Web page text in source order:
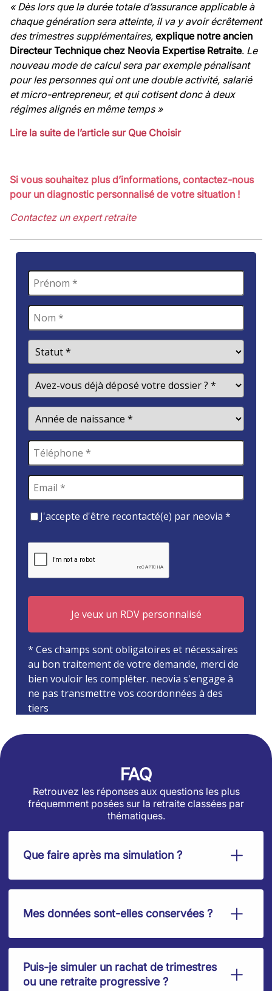
« Dès lors que la durée totale d’assurance applicable à
chaque génération sera atteinte, il va y avoir écrêtement
des trimestres supplémentaires, explique notre ancien
Directeur Technique chez Neovia Expertise Retraite. Le
nouveau mode de calcul sera par exemple pénalisant
pour les personnes qui ont une double activité, salarié
et micro-entrepreneur, et qui cotisent donc à deux
régimes alignés en même temps »
Lire la suite de l’article sur Que Choisir
Si vous souhaitez plus d’informations, contactez-nous
pour un diagnostic personnalisé de votre situation !
Contactez un expert retraite
FAQ
Retrouvez les réponses aux questions les plus
fréquemment posées sur la retraite classées par
thématiques.
Que faire après ma simulation ?
Mes données sont-elles conservées ?
Puis-je simuler un rachat de trimestres
ou une retraite progressive ?